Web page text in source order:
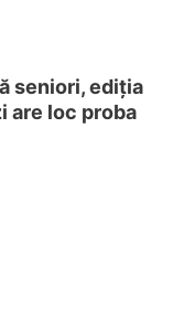
seniori, ediția
are loc proba